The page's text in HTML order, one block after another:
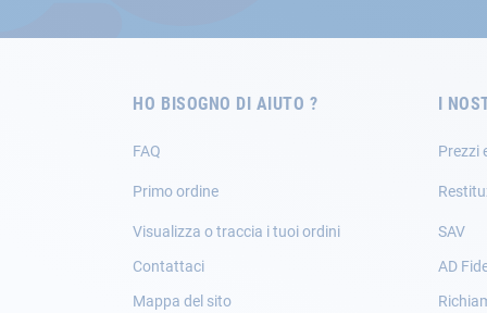
HO BISOGNO DI AIUTO ?
FAQ
Primo ordine
Visualizza o traccia i tuoi ordini
Contattaci
Mappa del sito
I
Prezzi
SAV
AD